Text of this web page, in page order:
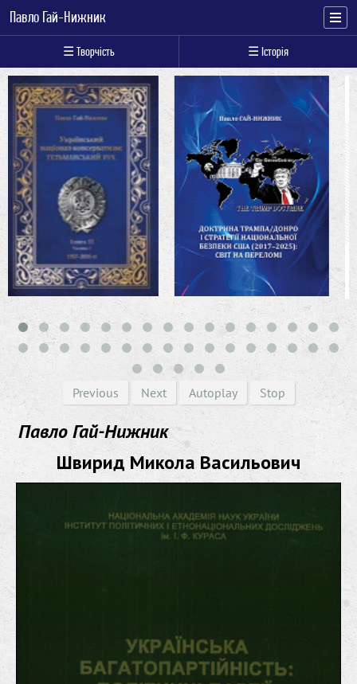
Павло Гай-Нижник
☰ Творчість ☰ Історія
Previous Next Autoplay Stop
Павло Гай-Нижник
Швирид Микола Васильович